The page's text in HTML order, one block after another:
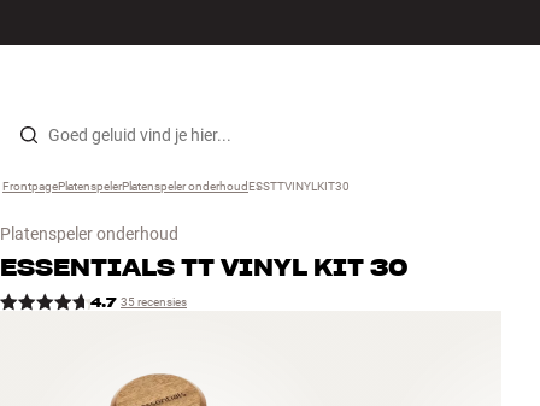
Skip to content
Luidsprekers
Koptelefoons
Frontpage ›
Platenspeler ›
Platenspeler onderhoud ›
ESSTTVINYLKIT30
Platenspeler onderhoud
ESSENTIALSTT VINYL KIT 30
4.7 35 recensies